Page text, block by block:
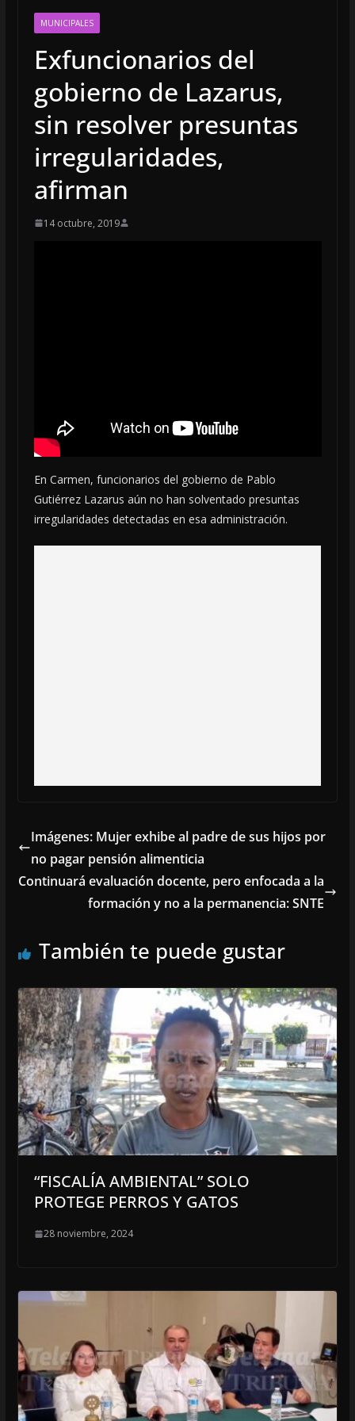
MUNICIPALES
Exfuncionarios del
gobierno de Lazarus,
sin resolver presuntas
irregularidades,
afirman
14 octubre, 2019
En Carmen, funcionarios del gobierno de Pablo
Gutiérrez Lazarus aún no han solventado presuntas
irregularidades detectadas en esa administración.
Imágenes: Mujer exhibe al padre de sus hijos por
no pagar pensión alimenticia
Continuará evaluación docente, pero enfocada a la
formación y no a la permanencia: SNTE
También te puede gustar
“FISCALÍA AMBIENTAL” SOLO
PROTEGE PERROS Y GATOS
28 noviembre, 2024